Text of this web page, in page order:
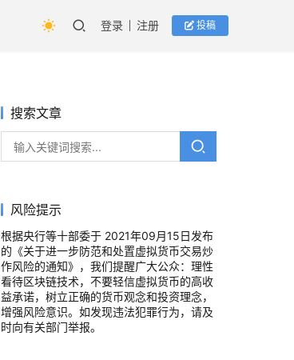
登录 注册 投稿
搜索文章
风险提示
根据央行等十部委于 2021年09月15日发布
的《关于进一步防范和处置虚拟货币交易炒
作风险的通知》，我们提醒广大公众：理性
看待区块链技术，不要轻信虚拟货币的高收
益承诺，树立正确的货币观念和投资理念，
增强风险意识。如发现违法犯罪行为，请及
时向有关部门举报。